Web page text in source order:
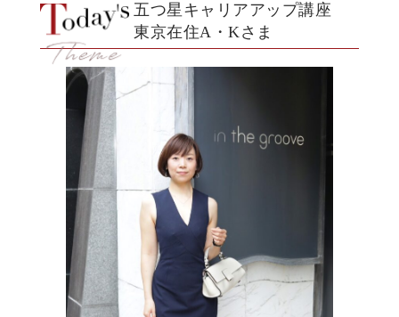
五つ星キャリアアップ講座
東京在住A・Kさま